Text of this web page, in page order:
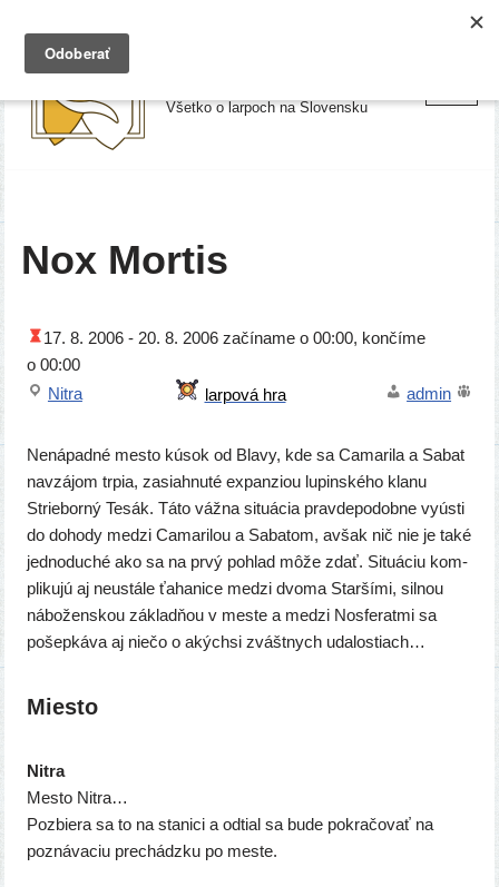
Preskočiť
Všetko o larpoch na Slovensku
Nox Mortis
17. 8. 2006 -20. 8. 2006 začí­na­me o 00:00, kon­čí­me
o 00:00
Nitra
admin
Nenápadné mes­to kúsok od Blavy, kde sa Camarila a Sabat
navzá­jom trpia, zasia­hnu­té expan­zi­ou lupin­ské­ho kla­nu
Strieborný Tesák. Táto váž­na situ­ácia prav­de­po­dob­ne vyús­ti
do doho­dy medzi Camarilou a Sabatom, avšak nič nie je také
jed­no­du­ché ako sa na prvý pohlad môže zdať. Situáciu kom­
pli­ku­jú aj neus­tá­le ťaha­ni­ce medzi dvo­ma Staršími, sil­nou
nábo­žen­skou základ­ňou v mes­te a medzi Nosferatmi sa
pošep­ká­va aj nie­čo o akých­si zvášt­nych udalostiach…
Miesto
Nitra
Mesto Nitra…
Pozbiera sa to na sta­ni­ci a odtial sa bude pokra­čo­vať na
pozná­va­ciu pre­chádz­ku po meste.